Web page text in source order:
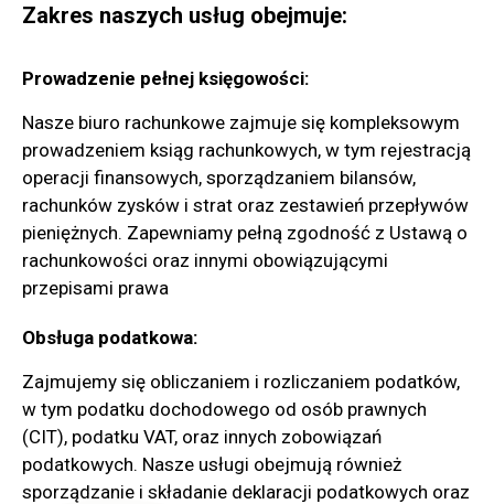
Zakres naszych usług obejmuje:
Prowadzenie pełnej księgowości:
Nasze biuro rachunkowe zajmuje się kompleksowym
prowadzeniem ksiąg rachunkowych, w tym rejestracją
operacji finansowych, sporządzaniem bilansów,
rachunków zysków i strat oraz zestawień przepływów
pieniężnych. Zapewniamy pełną zgodność z Ustawą o
rachunkowości oraz innymi obowiązującymi
przepisami prawa
Obsługa podatkowa:
Zajmujemy się obliczaniem i rozliczaniem podatków,
w tym podatku dochodowego od osób prawnych
(CIT), podatku VAT, oraz innych zobowiązań
podatkowych. Nasze usługi obejmują również
sporządzanie i składanie deklaracji podatkowych oraz